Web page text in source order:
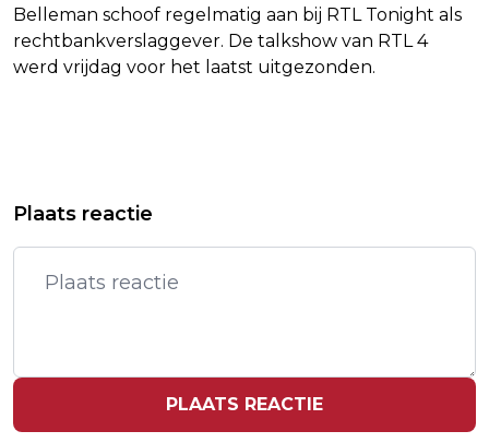
Belleman schoof regelmatig aan bij RTL Tonight als
rechtbankverslaggever. De talkshow van RTL 4
werd vrijdag voor het laatst uitgezonden.
DE BESTE SPRINTER IN KOPENHAGEN
HAMILTON BOEKT IN GP BARCELONA
ZIJN EERSTE ZEGE VOOR FERRARI
Plaats reactie
PLAATS REACTIE